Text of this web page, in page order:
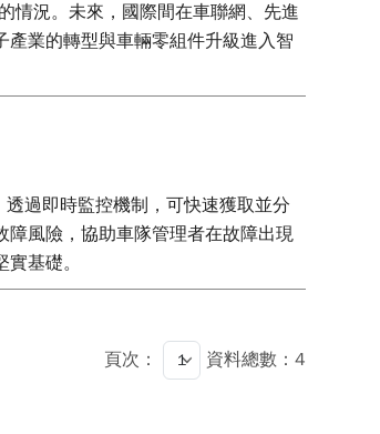
情況。未來，國際間在車聯網、先進
業的轉型與車輛零組件升級進入智
過即時監控機制，可快速獲取並分
風險，協助車隊管理者在故障出現
基礎。
頁次： 資料總數：4